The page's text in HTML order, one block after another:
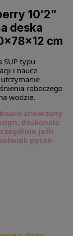
10’2”
deska
cm
SUP typu
i nauce
roboczego
wodzie.
stworzony
doskonała
jeśli
pytań